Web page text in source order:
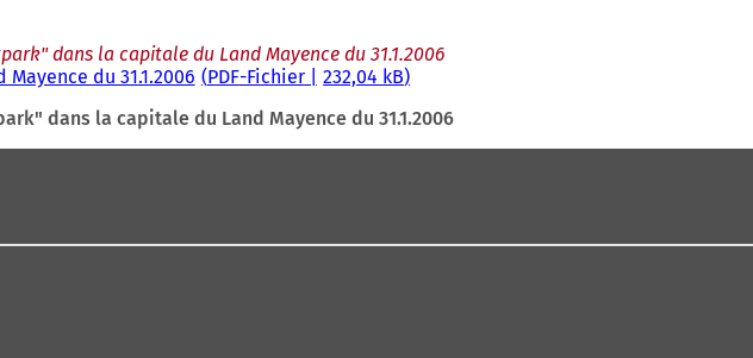
dans la capitale du Land Mayence du 31.1.2006
du 31.1.2006 PDF-Fichier 232,04 kB
dans la capitale du Land Mayence du 31.1.2006